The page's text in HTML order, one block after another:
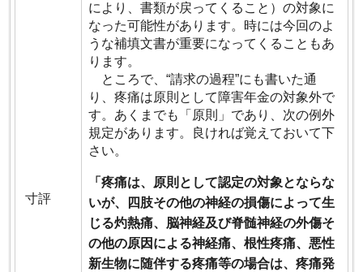
寸評
により、書類が戻ってくること）の対象に
なった可能性があります。時には今回のよ
うな補填文書が重要になってくることもあ
ります。
ところで、“請求の過程”にも書いた通
り、疼痛は原則として障害年金の対象外で
す。あくまでも「原則」であり、次の例外
規定があります。良ければ覚えておいて下
さい。
「疼痛は、原則として認定の対象とならな
いが、四肢その他の神経の損傷によって生
じる灼熱痛、脳神経及び脊髄神経の外傷そ
の他の原因による神経痛、根性疼痛、悪性
新生物に随伴する疼痛等の場合は、疼痛発